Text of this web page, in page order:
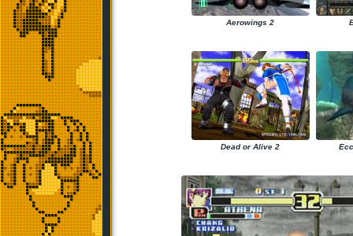
Aerowings 2
Dead or Alive 2